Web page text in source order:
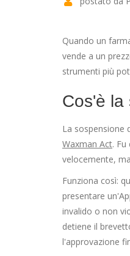
Quando un
vende a un
strumenti più
Cos'è la
La sospensione
Waxman Act.
velocemente,
Funziona così:
presentare
invalido o non
detiene il
l'approvazione